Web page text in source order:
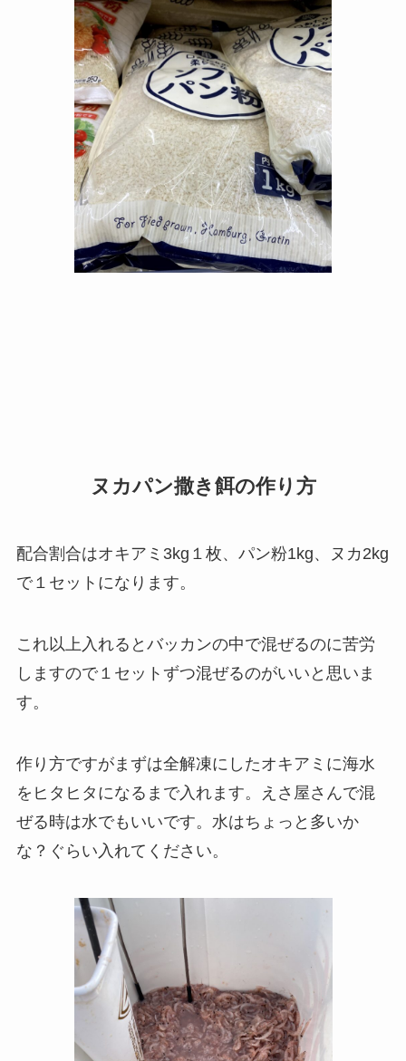
ヌカパン撒き餌の作り方
配合割合はオキアミ3kg１枚、パン粉1kg、ヌカ2kg
で１セットになります。
これ以上入れるとバッカンの中で混ぜるのに苦労
しますので１セットずつ混ぜるのがいいと思いま
す。
作り方ですがまずは全解凍にしたオキアミに海水
を ヒタヒタ になるまで入れます。えさ屋さんで混
ぜる時は水でもいいです。水はちょっと多いか
な？ぐらい入れてください。